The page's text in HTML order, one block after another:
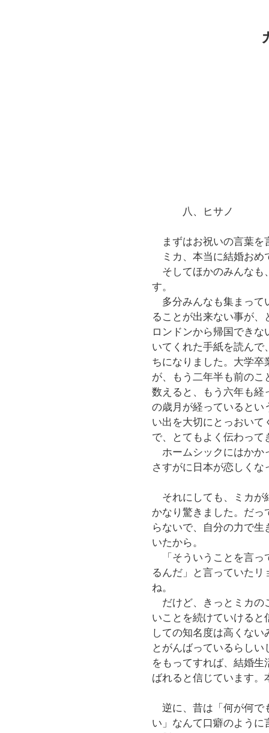
八、ヒサノ
まずはお祝いの言葉を
ミカ、本当に結婚おめ
そしてほかのみんなも
す。
多分みんなも集まって
ることが出来ない事が
ロンドンから帰国でき
いてくれた手紙を読ん
ちになりました。大学
が、もう二年半も前の
数えると、もう六年も経
の歳月が経っているとい
い出を大切にとっおい
で、とてもよく伝わって
ホームシックにはかか
さすがに日本が恋しくな
それにしても、ミカが
かなり驚きました。だ
らないで、自分の力で
いたから。
「そういうことを言っ
るんだ」と言っていた
ね。
だけど、きっとミカの
いことを続けていける
しての知名度は高くな
とがんばっているらし
をもってすれば、結婚
ばれると信じています。
逆に、昔は「何が何で
い」なんて口癖のよう